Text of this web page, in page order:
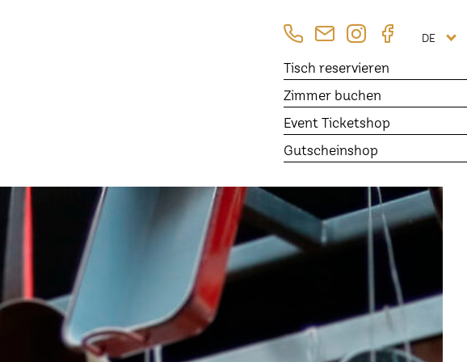
DE
Tisch reservieren
Zimmer buchen
Event Ticketshop
Gutscheinshop